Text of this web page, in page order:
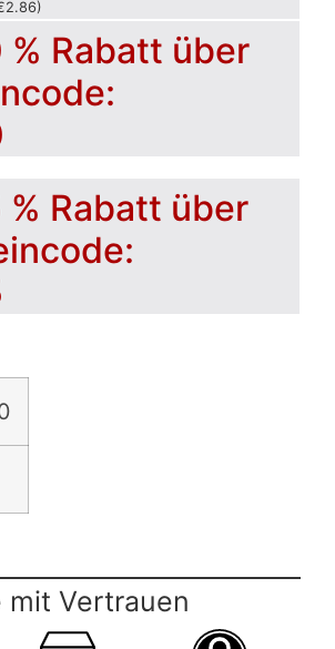
2.86)
% Rabatt über
% Rabatt über
mit Vertrauen